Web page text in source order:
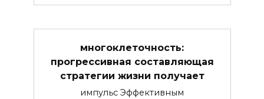
многоклеточность:
прогрессивная составляющая
стратегии жизни получает
импульс Эффективным